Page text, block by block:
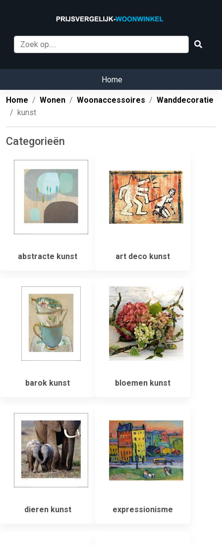
Home
Home Wonen Woonaccessoires
Wanddecoratie
kunst
Categorieën
abstracte kunst art deco kunst
barok kunst bloemen kunst
dieren kunst expressionisme